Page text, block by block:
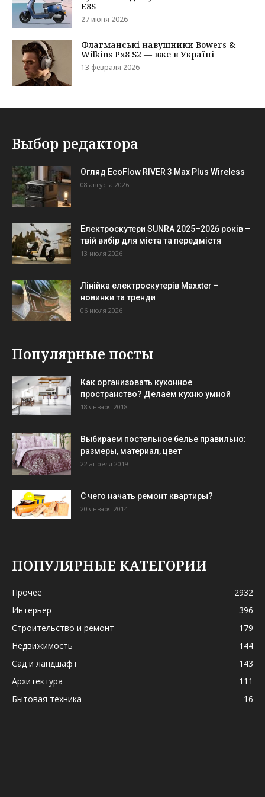
Выбор редактора
Огляд EcoFlow RIVER 3 Max Plus Wireless
08 августа 2026
Електроскутери SUNRA 2025–2026 років –
твій вибір для міста та передмістя
13 июля 2026
Лінійка електроскутерів Maxxter –
новинки та тренди
06 июля 2026
Популярные посты
Как организовать кухонное
пространство? Делаем кухню умной
18 января 2018
Выбираем постельное белье правильно:
размеры, материал, цвет
22 апреля 2019
С чего начать ремонт квартиры?
20 января 2014
ПОПУЛЯРНЫЕ КАТЕГОРИИ
Прочее
2932
Интерьер
396
Строительство и ремонт
179
Недвижимость
144
Сад и ландшафт
143
Архитектура
111
Бытовая техника
16